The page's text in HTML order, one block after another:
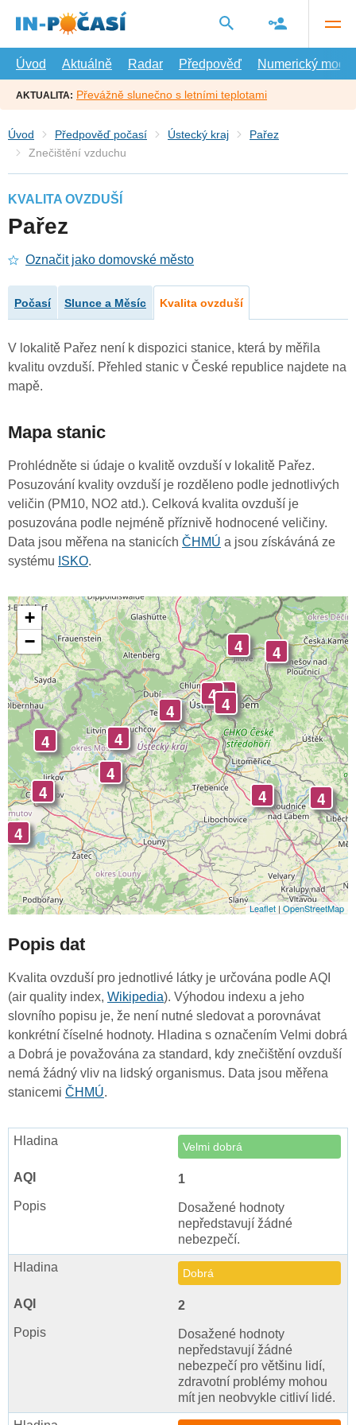
hlavní
Úvod
Aktuálně Radar Předpověď Numerický model
AKTUALITA: Převážně slunečno s letními teplotami
Úvod Předpověď počasí Ústecký kraj
Pařez
Znečištění vzduchu
KVALITA OVZDUŠÍ
Pařez
Označit jako domovské město
Počasí Slunce a Měsíc Kvalita ovzduší
V lokalitě Pařez není k dispozici stanice, která by měřila
kvalitu ovzduší. Přehled stanic v České republice najdete na
mapě.
Mapa stanic
Prohlédněte si údaje o kvalitě ovzduší v lokalitě Pařez.
Posuzování kvality ovzduší je rozděleno podle jednotlivých
veličin (PM10, NO2 atd.). Celková kvalita ovzduší je
posuzována podle nejméně příznivě hodnocené veličiny.
Data jsou měřena na stanicích ČHMÚ a jsou získáváná ze
systému ISKO.
4 4
4
4
4
4
4
4
4
4
4 4
4
+
−
Leaflet | OpenStreetMap
Popis dat
Kvalita ovzduší pro jednotlivé látky je určována podle AQI
(air quality index, Wikipedia). Výhodou indexu a jeho
slovního popisu je, že není nutné sledovat a porovnávat
konkrétní číselné hodnoty. Hladina s označením Velmi dobrá
a Dobrá je považována za standard, kdy znečištění ovzduší
nemá žádný vliv na lidský organismus. Data jsou měřena
stanicemi ČHMÚ.
Velmi dobrá
1
Dosažené hodnoty
nepředstavují žádné
nebezpečí.
Dobrá
2
Dosažené hodnoty
nepředstavují žádné
nebezpečí pro většinu lidí,
zdravotní problémy mohou
mít jen neobvykle citliví lidé.